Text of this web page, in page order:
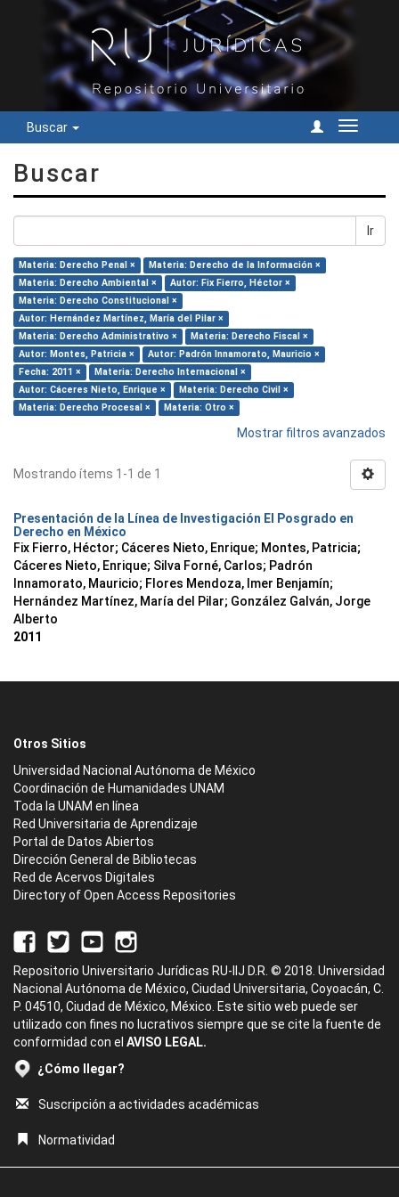
Buscar
Cambiar
Buscar
Ir
Materia: Derecho Penal ×
Materia: Derecho de la Información ×
Materia: Derecho Ambiental ×
Autor: Fix Fierro, Héctor ×
Materia: Derecho Constitucional ×
Autor: Hernández Martínez, María del Pilar ×
Materia: Derecho Administrativo ×
Materia: Derecho Fiscal ×
Autor: Montes, Patricia ×
Autor: Padrón Innamorato, Mauricio ×
Fecha: 2011 ×
Materia: Derecho Internacional ×
Autor: Cáceres Nieto, Enrique ×
Materia: Derecho Civil ×
Materia: Derecho Procesal ×
Materia: Otro ×
Mostrar filtros avanzados
Mostrando ítems 1-1 de 1
Presentación de la Línea de Investigación El Posgrado en
Derecho en México
Fix Fierro, Héctor; Cáceres Nieto, Enrique; Montes, Patricia;
Cáceres Nieto, Enrique; Silva Forné, Carlos; Padrón
Innamorato, Mauricio; Flores Mendoza, Imer Benjamín;
Hernández Martínez, María del Pilar; González Galván, Jorge
Alberto
2011
Otros Sitios
Universidad Nacional Autónoma de México
Coordinación de Humanidades UNAM
Toda la UNAM en línea
Red Universitaria de Aprendizaje
Portal de Datos Abiertos
Dirección General de Bibliotecas
Red de Acervos Digitales
Directory of Open Access Repositories
Repositorio Universitario Jurídicas RU-IIJ D.R. © 2018. Universidad
Nacional Autónoma de México, Ciudad Universitaria, Coyoacán, C.
P. 04510, Ciudad de México, México. Este sitio web puede ser
utilizado con fines no lucrativos siempre que se cite la fuente de
conformidad con el AVISO LEGAL.
¿Cómo llegar?
Suscripción a actividades académicas
Normatividad